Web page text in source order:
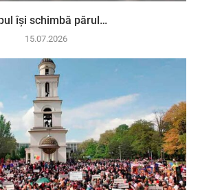
își schimbă părul…
15.07.2026